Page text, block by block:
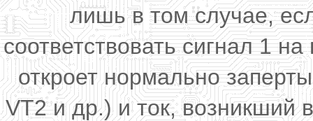
лишь в том случае,
соответствовать сигнал 1
откроет нормально
VT2 и др.) и ток, возникший